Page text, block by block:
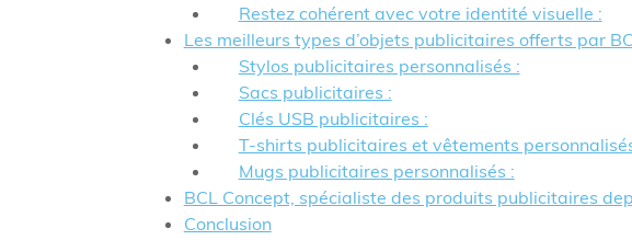
Restez cohérent avec votre identité visuelle :
Les meilleurs types d’objets publicitaires offerts par
Stylos publicitaires personnalisés :
Sacs publicitaires :
Clés USB publicitaires :
T-shirts publicitaires et vêtements
Mugs publicitaires personnalisés :
BCL Concept, spécialiste des produits publicitaires
Conclusion